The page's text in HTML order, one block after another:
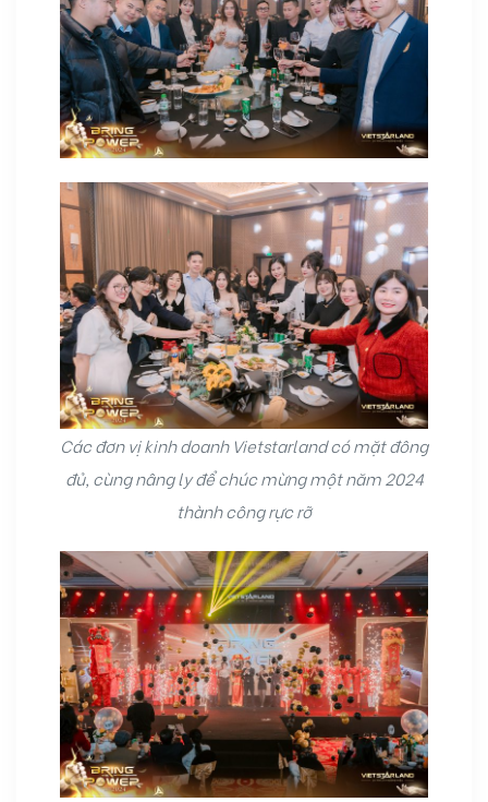
Các đơn vị kinh doanh Vietstarland có mặt đông
đủ, cùng nâng ly để chúc mừng một năm 2024
thành công rực rỡ